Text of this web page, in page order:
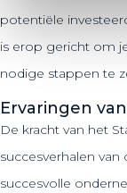
potentiële
is erop gericht om
nodige stappen te
Ervaringen
De kracht van het
succesverhalen van
succesvolle